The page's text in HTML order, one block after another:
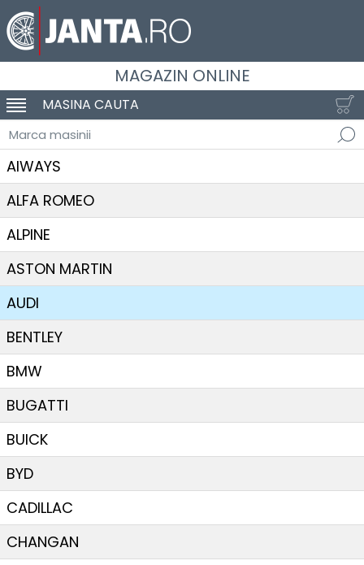
MAGAZIN ONLINE
SCHIMBA NAVIGAREA
MASINA CAUTA
Marca masinii
AIWAYS
ALFA ROMEO
ALPINE
ASTON MARTIN
AUDI
BENTLEY
BMW
BUGATTI
BUICK
BYD
CADILLAC
CHANGAN